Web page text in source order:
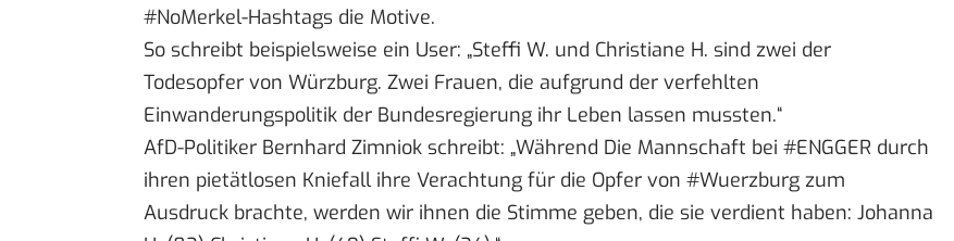
#NoMerkel-Hashtags die Motive.
So schreibt beispielsweise ein User: „Steffi W. und Christiane H. sind zwei der
Todesopfer von Würzburg. Zwei Frauen, die aufgrund der verfehlten
Einwanderungspolitik der Bundesregierung ihr Leben lassen mussten.“
AfD-Politiker Bernhard Zimniok schreibt: „Während Die Mannschaft bei #ENGGER durch
ihren pietätlosen Kniefall ihre Verachtung für die Opfer von #Wuerzburg zum
Ausdruck brachte, werden wir ihnen die Stimme geben, die sie verdient haben: Johanna